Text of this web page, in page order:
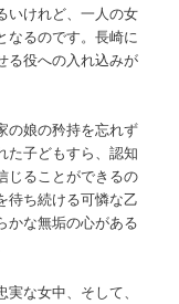
いけれど、一人の女
なるのです。長崎に
る役への入れ込みが
の娘の矜持を忘れず
た子どもすら、認知
じることができるの
待ち続ける可憐な乙
かな無垢の心がある
な女中、そして、